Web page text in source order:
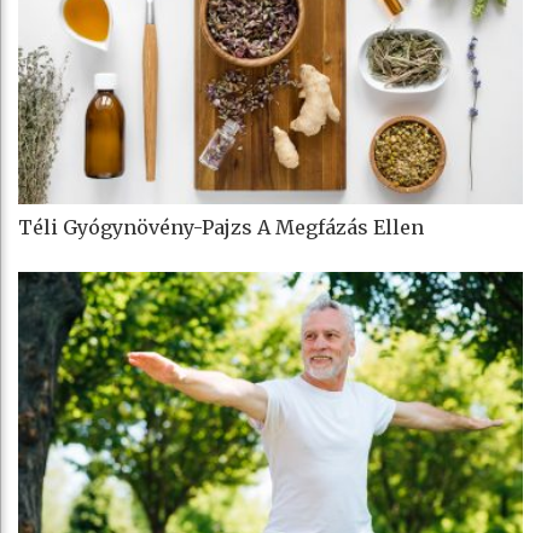
Téli Gyógynövény-Pajzs A Megfázás Ellen